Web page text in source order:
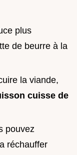
plus
de beurre à la
la viande,
cuisse de
pouvez
réchauffer